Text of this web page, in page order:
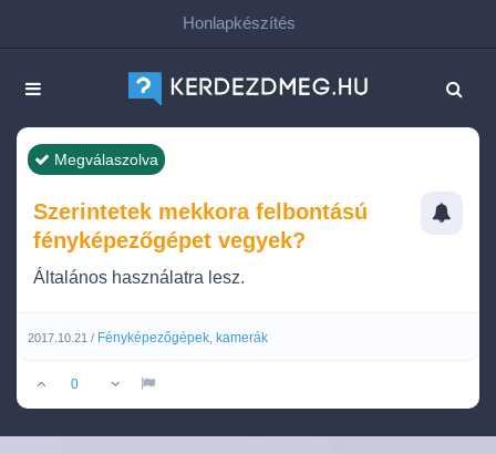
Honlapkészítés
Megválaszolva
Szerintetek mekkora felbontású
fényképezőgépet vegyek?
Általános használatra lesz.
2017.10.21 / Fényképezőgépek, kamerák
0